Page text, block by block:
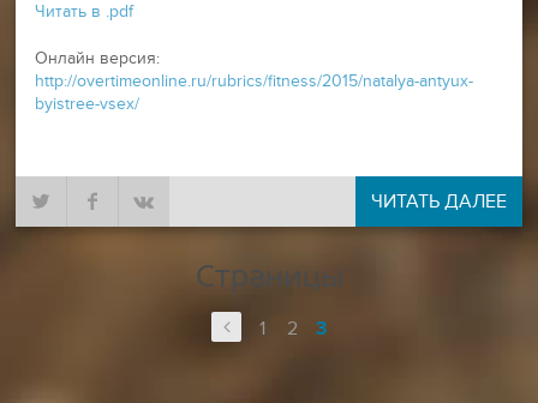
Читать в .pdf
Онлайн версия:
http://overtimeonline.ru/rubrics/fitness/2015/natalya-antyux-
byistree-vsex/
ЧИТАТЬ ДАЛЕЕ
Страницы
1 2 3